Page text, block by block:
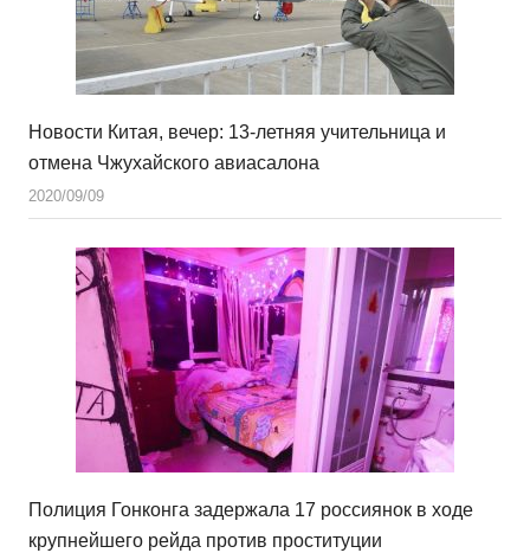
Новости Китая, вечер: 13-летняя учительница и
отмена Чжухайского авиасалона
2020/09/09
Полиция Гонконга задержала 17 россиянок в ходе
крупнейшего рейда против проституции